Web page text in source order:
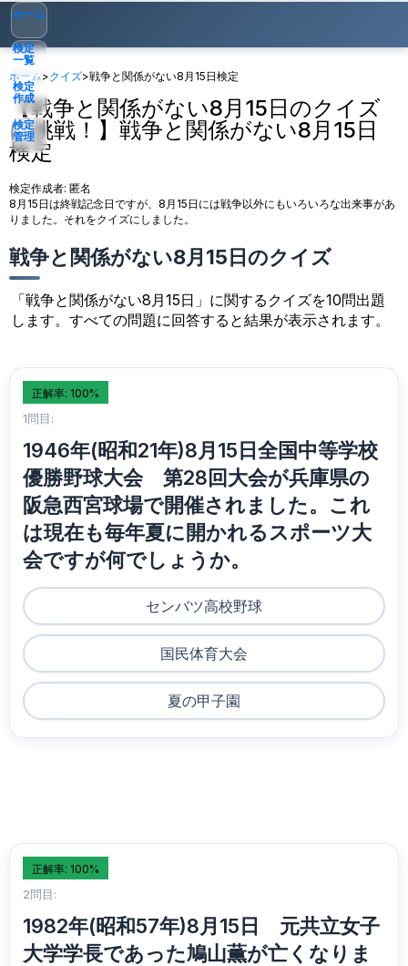
ホーム
検定
一覧
検定
作成
検定
管理
ゲスト
ホーム>クイズ>戦争と関係がない8月15日検定
【戦争と関係がない8月15日のクイズ
に挑戦！】戦争と関係がない8月15日
検定
検定作成者: 匿名
8月15日は終戦記念日ですが、8月15日には戦争以外にもいろいろな出来事があ
りました。それをクイズにしました。
戦争と関係がない8月15日のクイズ
「戦争と関係がない8月15日」に関するクイズを10問出題
します。すべての問題に回答すると結果が表示されます。
正解率: 100%
1問目:
1946年(昭和21年)8月15日全国中等学校
優勝野球大会 第28回大会が兵庫県の
阪急西宮球場で開催されました。これ
は現在も毎年夏に開かれるスポーツ大
会ですが何でしょうか。
センバツ高校野球
国民体育大会
夏の甲子園
正解率: 100%
2問目:
1982年(昭和57年)8月15日 元共立女子
大学学長であった鳩山薫が亡くなりま